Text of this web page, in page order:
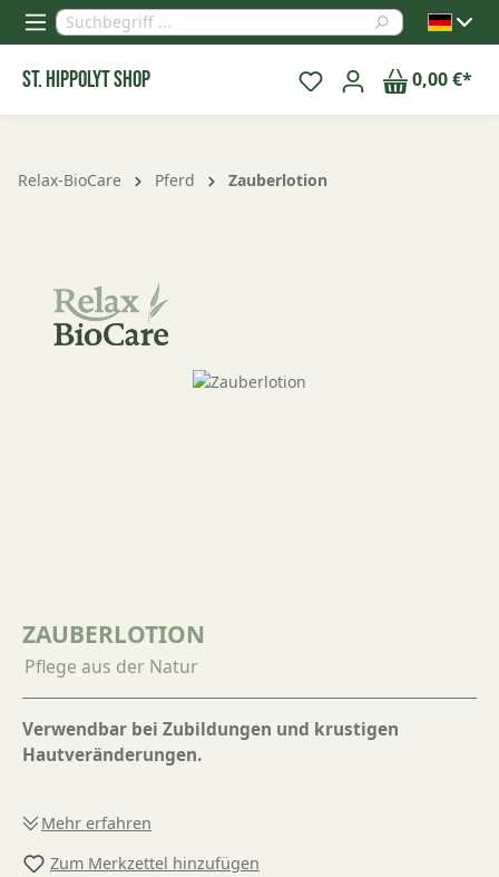
springen
St. Hippolyt Shop 0,00 €*
Relax-BioCare Pferd Zauberlotion
Bildergalerie überspringen
ZAUBERLOTION
Pflege aus der Natur
Verwendbar bei Zubildungen und krustigen
Hautveränderungen.
Mehr erfahren
Zum Merkzettel hinzufügen